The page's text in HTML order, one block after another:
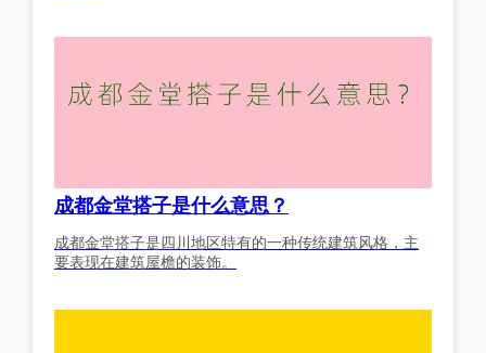
成都金堂搭子是什么意思？
成都金堂搭子是四川地区特有的一种传统建筑风格，主
要表现在建筑屋檐的装饰。